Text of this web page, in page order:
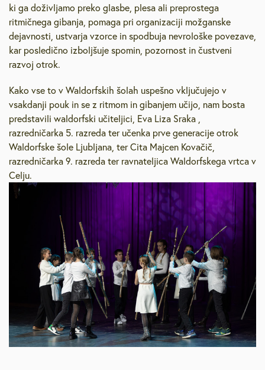
ki ga doživljamo preko glasbe, plesa ali preprostega
ritmičnega gibanja, pomaga pri organizaciji možganske
dejavnosti, ustvarja vzorce in spodbuja nevrološke povezave,
kar posledično izboljšuje spomin, pozornost in čustveni
razvoj otrok.
Kako vse to v Waldorfskih šolah uspešno vključujejo v
vsakdanji pouk in se z ritmom in gibanjem učijo, nam bosta
predstavili waldorfski učiteljici, Eva Liza Sraka ,
razredničarka 5. razreda ter učenka prve generacije otrok
Waldorfske šole Ljubljana, ter Cita Majcen Kovačič,
razredničarka 9. razreda ter ravnateljica Waldorfskega vrtca v
Celju.